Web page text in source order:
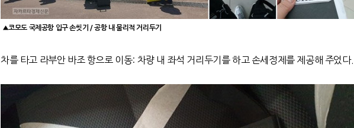
▲코모도 국제공항 입구 손씻기 / 공항 내 물리적 거리두기
차를 타고 라부안 바조 항으로 이동: 차량 내 좌석 거리두기를 하고 손세정제를 제공해 주었다.